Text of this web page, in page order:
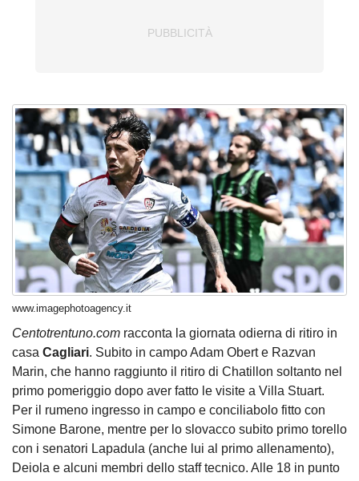
www.imagephotoagency.it
Centotrentuno.com racconta la giornata odierna di ritiro in
casa Cagliari. Subito in campo Adam Obert e Razvan
Marin, che hanno raggiunto il ritiro di Chatillon soltanto nel
primo pomeriggio dopo aver fatto le visite a Villa Stuart.
Per il rumeno ingresso in campo e conciliabolo fitto con
Simone Barone, mentre per lo slovacco subito primo torello
con i senatori Lapadula (anche lui al primo allenamento),
Deiola e alcuni membri dello staff tecnico. Alle 18 in punto